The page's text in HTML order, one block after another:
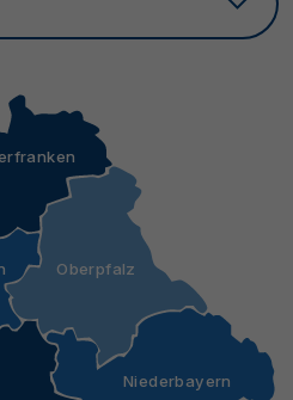
Oberpfalz
Niederbayern